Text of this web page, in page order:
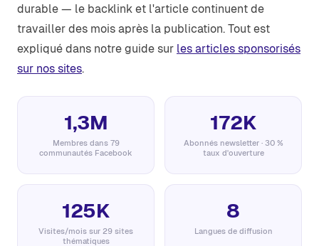
durable — le backlink et l'article continuent de
travailler des mois après la publication. Tout est
expliqué dans notre guide sur les articles sponsorisés
sur nos sites.
1,3M
Membres dans 79
communautés Facebook
172K
Abonnés newsletter · 30 %
taux d'ouverture
125K
Visites/mois sur 29 sites
thématiques
8
Langues de diffusion